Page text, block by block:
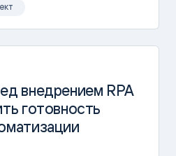
внедрением RPA
готовность